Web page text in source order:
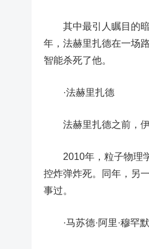
其中最引人瞩目的
年，法赫里扎德在一场
智能杀死了他。
·法赫里扎德
法赫里扎德之前，伊
2010年，粒子物理
控炸弹炸死。
同年，另
事过。
·马苏德·阿里·穆罕